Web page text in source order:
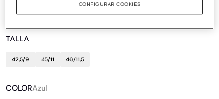
40%
TALLA
42,5/9 45/11 46/11,5
COLORAzul
CONFIGURAR COOKIES